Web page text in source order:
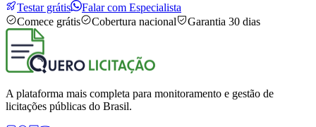
Testar grátis
Falar com Especialista
Comece grátis
Cobertura nacional Garantia 30 dias
A plataforma mais completa para monitoramento e gestão de
licitações públicas do Brasil.